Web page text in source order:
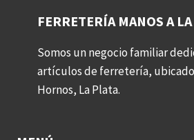
FERRETERÍA MANOS A
Somos un negocio familiar
artículos de ferretería, ubicado
Hornos, La Plata.